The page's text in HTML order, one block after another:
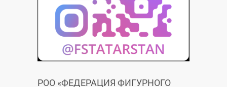
РОО «ФЕДЕРАЦИЯ ФИГУРНОГО